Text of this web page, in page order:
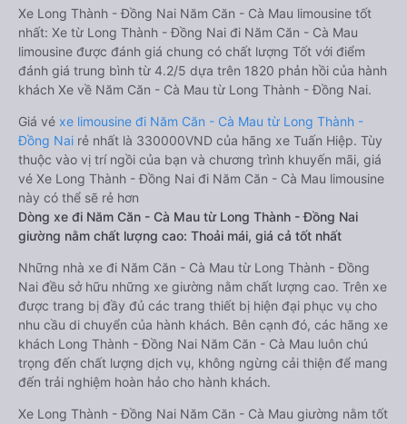
Xe Long Thành - Đồng Nai Năm Căn - Cà Mau limousine tốt
nhất: Xe từ Long Thành - Đồng Nai đi Năm Căn - Cà Mau
limousine được đánh giá chung có chất lượng Tốt với điểm
đánh giá trung bình từ 4.2/5 dựa trên 1820 phản hồi của hành
khách Xe về Năm Căn - Cà Mau từ Long Thành - Đồng Nai.
Giá vé xe limousine đi Năm Căn - Cà Mau từ Long Thành -
Đồng Nai rẻ nhất là 330000VND của hãng xe Tuấn Hiệp. Tùy
thuộc vào vị trí ngồi của bạn và chương trình khuyến mãi, giá
vé Xe Long Thành - Đồng Nai đi Năm Căn - Cà Mau limousine
này có thể sẽ rẻ hơn
Dòng xe đi Năm Căn - Cà Mau từ Long Thành - Đồng Nai
giường nằm chất lượng cao: Thoải mái, giá cả tốt nhất
Những nhà xe đi Năm Căn - Cà Mau từ Long Thành - Đồng
Nai đều sở hữu những xe giường nằm chất lượng cao. Trên xe
được trang bị đầy đủ các trang thiết bị hiện đại phục vụ cho
nhu cầu di chuyển của hành khách. Bên cạnh đó, các hãng xe
khách Long Thành - Đồng Nai Năm Căn - Cà Mau luôn chú
trọng đến chất lượng dịch vụ, không ngừng cải thiện để mang
đến trải nghiệm hoàn hảo cho hành khách.
Xe Long Thành - Đồng Nai Năm Căn - Cà Mau giường nằm tốt